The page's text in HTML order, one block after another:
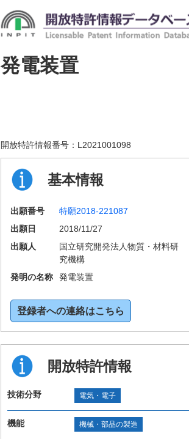
発電装置
開放特許情報番号： L2021001098
基本情報
出願番号 特願2018-221087
出願日
2018/11/27
出願人
国立研究開発法人物質・材料研
究機構
発明の名称 発電装置
登録者への連絡はこちら
開放特許情報
技術分野 電気・電子
機能 機械・部品の製造